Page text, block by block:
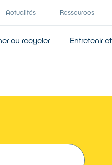
Actualités Ressources
ou recycler Entretenir